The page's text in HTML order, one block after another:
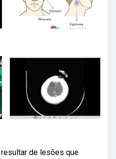
de lesões que